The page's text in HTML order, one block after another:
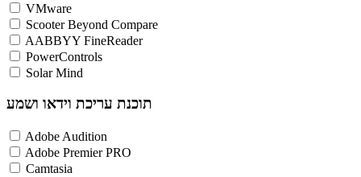
VMware
Scooter Beyond Compare
AABBYY FineReader
PowerControls
Solar Mind
תוכנת עריכת וידאו ושמע
Adobe Audition
Adobe Premier PRO
Camtasia